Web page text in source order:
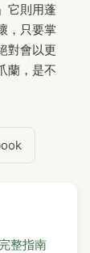
它則用蓬
，只要掌
對會以更
蘭，是不
整指南